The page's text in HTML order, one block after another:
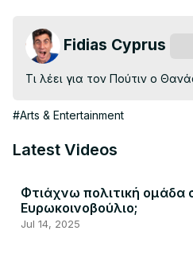
Fidias Cyprus
Τι λέει για τον Πούτιν ο
#Arts & Entertainment
Latest Videos
Φτιάχνω πολιτική ομάδα
Ευρωκοινοβούλιο;
Jul 14, 2025